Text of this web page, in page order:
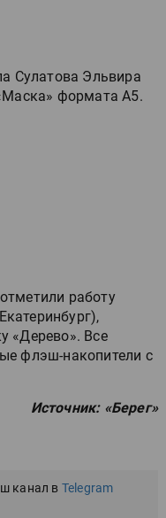
Сулатова Эльвира
формата А5.
работу
«Дерево». Все
флэш-накопители с
Источник: «Берег»
канал в Telegram